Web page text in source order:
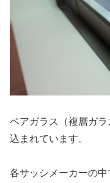
ペアガラス（複層ガ
込まれています。
各サッシメーカーの